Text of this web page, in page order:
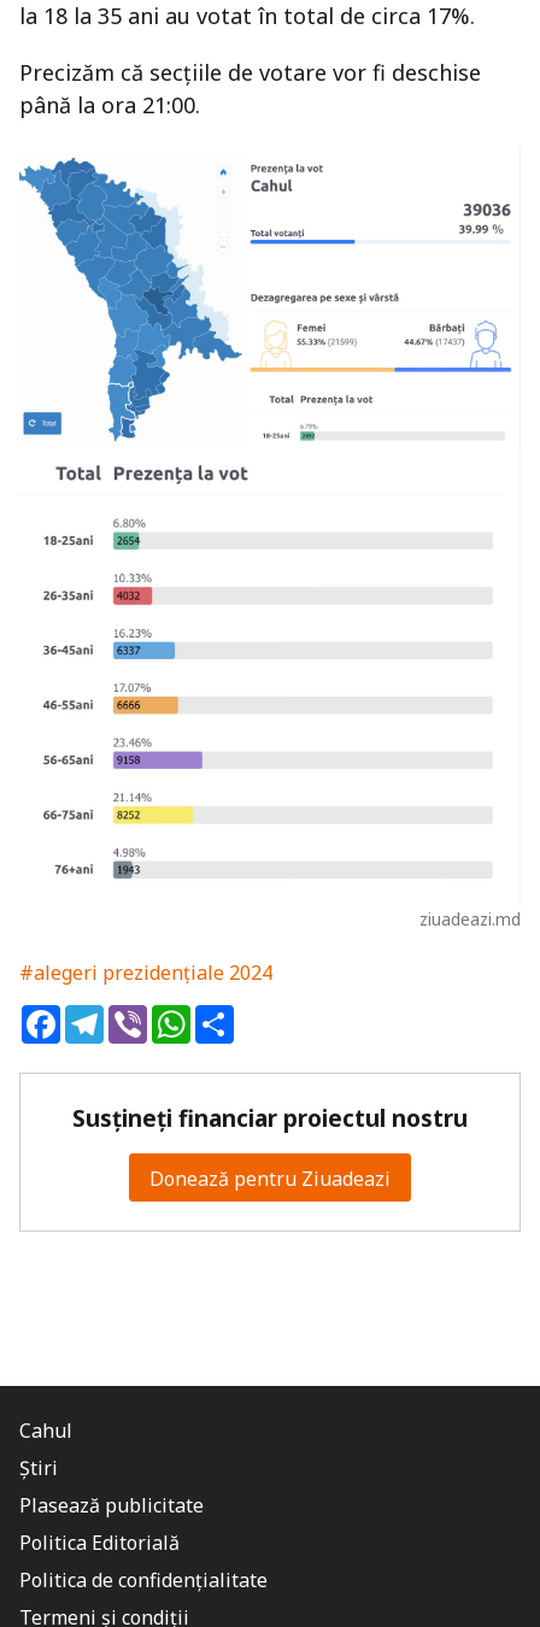
la 18 la 35 ani au votat în total de circa 17%.
Precizăm că secțiile de votare vor fi deschise
până la ora 21:00.
ziuadeazi.md
#alegeri prezidențiale 2024
FacebookTelegram
ViberWhatsApp
Susțineți financiar proiectul nostru
Donează pentru Ziuadeazi
Cahul
Știri
Plasează publicitate
Politica Editorială
Politica de confidențialitate
Termeni și condiții